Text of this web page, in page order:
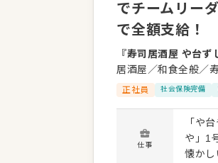
でチームリー
で全額支給！
『寿司居酒屋 や台
居酒屋／和食全般／
正社員 社会保険完備
仕事
「や
や」1
懐かし